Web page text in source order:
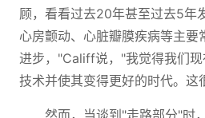
顾，看看过去20年甚至过去5年
心房颤动、心脏瓣膜疾病等主要
进步，"Califf说，"我觉得我们
技术并使其变得更好的时代。这
然而，当谈到"走路部分"时